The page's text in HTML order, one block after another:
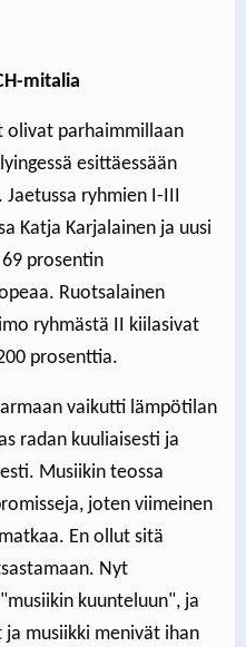
mitalia
olivat parhaimmillaan
esittäessään
ryhmien I-III
Katja Karjalainen ja uusi
prosentin
Ruotsalainen
ryhmästä II kiilasivat
prosenttia.
vaikutti lämpötilan
radan kuuliaisesti ja
Musiikin teossa
joten viimeinen
En ollut sitä
Nyt
kuunteluun", ja
musiikki menivät ihan